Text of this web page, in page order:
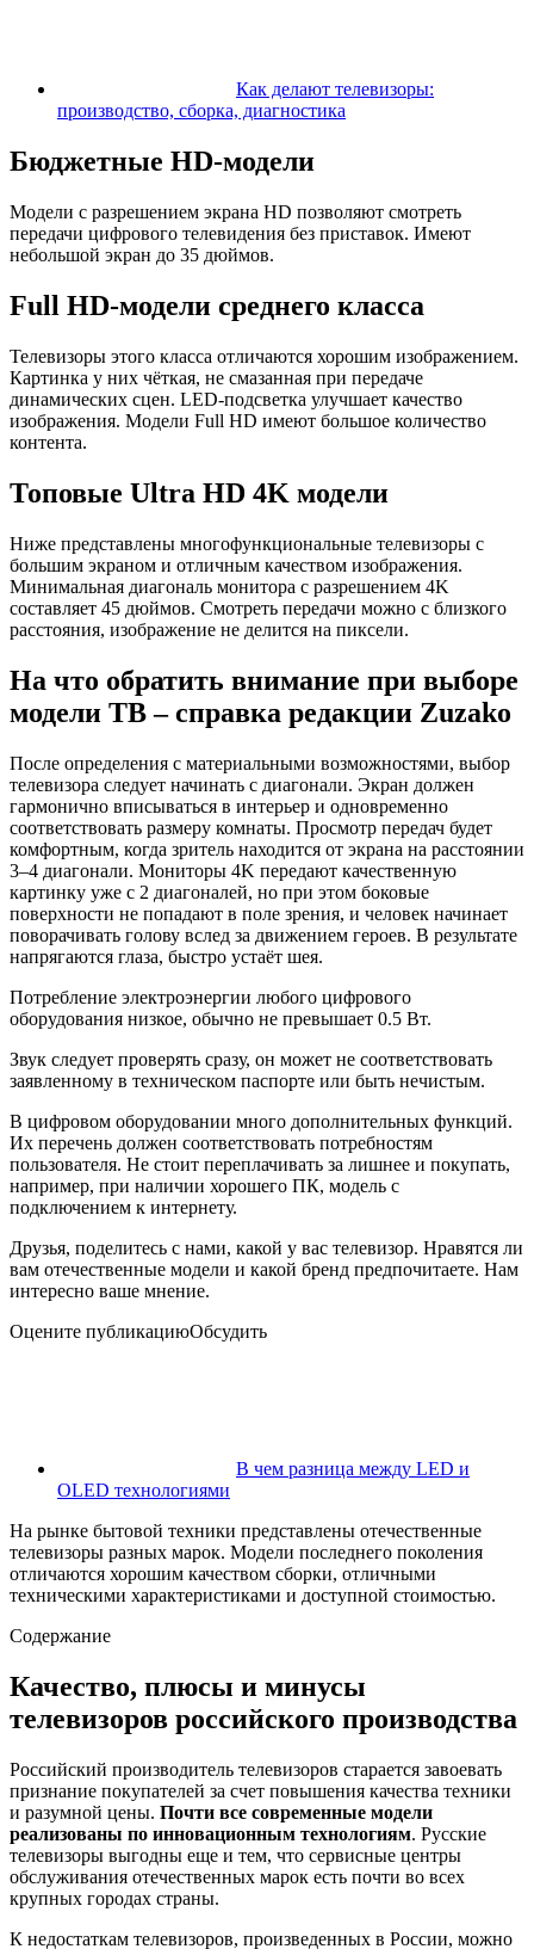
Как делают телевизоры:
производство, сборка, диагностика
Бюджетные HD-модели
Модели с разрешением экрана HD позволяют смотреть
передачи цифрового телевидения без приставок. Имеют
небольшой экран до 35 дюймов.
Full HD-модели среднего класса
Телевизоры этого класса отличаются хорошим изображением.
Картинка у них чёткая, не смазанная при передаче
динамических сцен. LED-подсветка улучшает качество
изображения. Модели Full HD имеют большое количество
контента.
Топовые Ultra HD 4K модели
Ниже представлены многофункциональные телевизоры с
большим экраном и отличным качеством изображения.
Минимальная диагональ монитора с разрешением 4K
составляет 45 дюймов. Смотреть передачи можно с близкого
расстояния, изображение не делится на пиксели.
На что обратить внимание при выборе
модели ТВ – справка редакции Zuzako
После определения с материальными возможностями, выбор
телевизора следует начинать с диагонали. Экран должен
гармонично вписываться в интерьер и одновременно
соответствовать размеру комнаты. Просмотр передач будет
комфортным, когда зритель находится от экрана на расстоянии
3–4 диагонали. Мониторы 4K передают качественную
картинку уже с 2 диагоналей, но при этом боковые
поверхности не попадают в поле зрения, и человек начинает
поворачивать голову вслед за движением героев. В результате
напрягаются глаза, быстро устаёт шея.
Потребление электроэнергии любого цифрового
оборудования низкое, обычно не превышает 0.5 Вт.
Звук следует проверять сразу, он может не соответствовать
заявленному в техническом паспорте или быть нечистым.
В цифровом оборудовании много дополнительных функций.
Их перечень должен соответствовать потребностям
пользователя. Не стоит переплачивать за лишнее и покупать,
например, при наличии хорошего ПК, модель с
подключением к интернету.
Друзья, поделитесь с нами, какой у вас телевизор. Нравятся ли
вам отечественные модели и какой бренд предпочитаете. Нам
интересно ваше мнение.
Оцените публикациюОбсудить
В чем разница между LED и
OLED технологиями
На рынке бытовой техники представлены отечественные
телевизоры разных марок. Модели последнего поколения
отличаются хорошим качеством сборки, отличными
техническими характеристиками и доступной стоимостью.
Содержание
Качество, плюсы и минусы
телевизоров российского производства
Российский производитель телевизоров старается завоевать
признание покупателей за счет повышения качества техники
и разумной цены. Почти все современные модели
реализованы по инновационным технологиям. Русские
телевизоры выгодны еще и тем, что сервисные центры
обслуживания отечественных марок есть почти во всех
крупных городах страны.
К недостаткам телевизоров, произведенных в России, можно